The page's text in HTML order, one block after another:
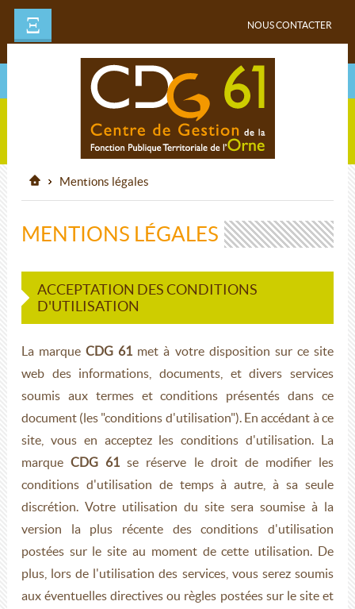
Ξ NOUS CONTACTER
Mentions légales
MENTIONS LÉGALES
ACCEPTATION DES CONDITIONS
D'UTILISATION
La marqueCDG 61 met à votre disposition sur ce site
web des informations, documents, et divers services
soumis aux termes et conditions présentés dans ce
document (les "conditions d'utilisation"). En accédant à ce
site, vous en acceptez les conditions d'utilisation. La
marque CDG 61 se réserve le droit de modifier les
conditions d'utilisation de temps à autre, à sa seule
discrétion. Votre utilisation du site sera soumise à la
version la plus récente des conditions d'utilisation
postées sur le site au moment de cette utilisation. De
plus, lors de l'utilisation des services, vous serez soumis
aux éventuelles directives ou règles postées sur le site et